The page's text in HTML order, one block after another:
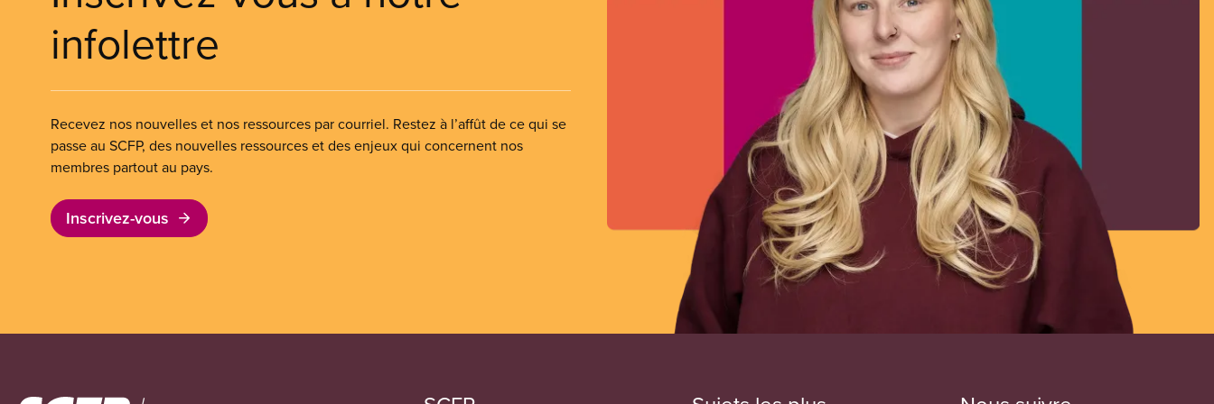
infolettre
Recevez nos nouvelles et nos ressources par courriel. Restez à l’affût de ce qui se
passe au SCFP, des nouvelles ressources et des enjeux qui concernent nos
membres partout au pays.
Inscrivez-vous